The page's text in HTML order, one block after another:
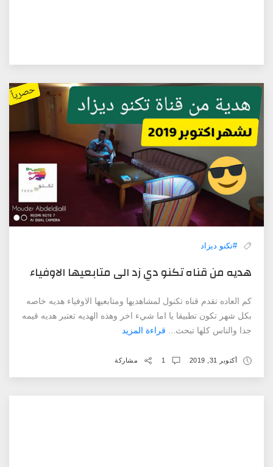
#تكنو ديزاد
هديه من قناه تكنو دي زد الى متابعيها الاوفياء
كم العاده تقدم قناه تكنول لمشاهديها ومتابعيها الاوفياء هديه خاصه
بكل شهر تكون تطبيقا يا اما شيء اخر وهذه الهديه تعتبر هديه قيمه
جدا والناس كلها تبحث... قراءة المزيد
أكتوبر 31, 2019 1 مشاركة